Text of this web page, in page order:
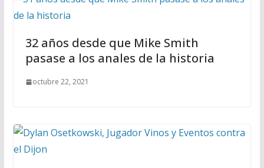
32 años desde que Mike Smith
pasase a los anales de la historia
octubre 22, 2021